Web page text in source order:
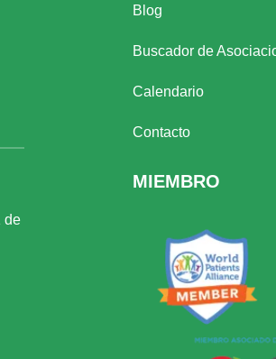
de
Blog
Buscador de
Calendario
Contacto
MIEMBRO